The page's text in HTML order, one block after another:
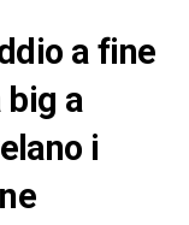
a fine
big a
i